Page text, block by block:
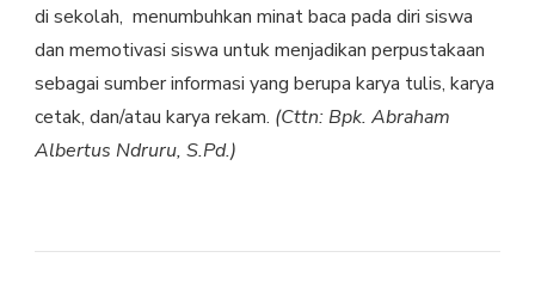
di sekolah, menumbuhkan minat baca pada diri siswa
dan memotivasi siswa untuk menjadikan perpustakaan
sebagai sumber informasi yang berupa karya tulis, karya
cetak, dan/atau karya rekam. (Cttn: Bpk. Abraham
Albertus Ndruru, S.Pd.)